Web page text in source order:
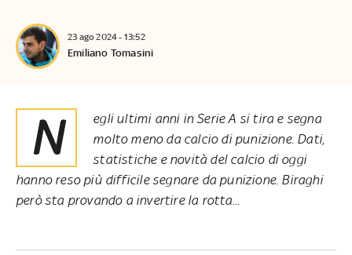
23 ago 2024 - 13:52
Emiliano Tomasini
Negli ultimi anni in Serie A si tira e segna
molto meno da calcio di punizione. Dati,
statistiche e novità del calcio di oggi
hanno reso più difficile segnare da punizione. Biraghi
però sta provando a invertire la rotta...